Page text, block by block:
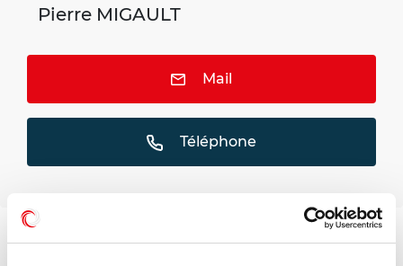
Pierre MIGAULT
Mail
Téléphone